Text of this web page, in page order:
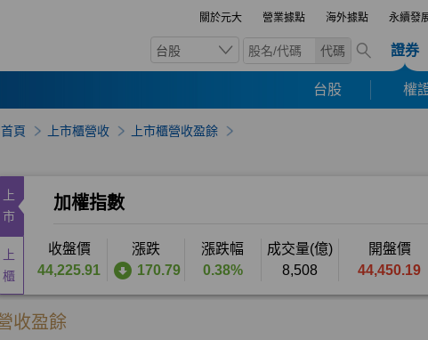
關於元大 營業據點 海外據點 永續發
台股 代碼 證券
台股 權
首頁 上市櫃營收 上市櫃營收盈餘